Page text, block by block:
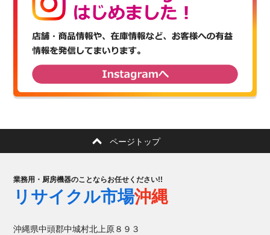
ページトップ
業務用・厨房機器のことならお任せください!!
リサイクル市場沖縄
沖縄県中頭郡中城村北上原８９３